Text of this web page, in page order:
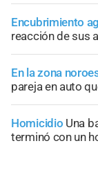
Encubrimiento
reacción de sus
En la zona
pareja en auto
Homicidio Una
terminó con un